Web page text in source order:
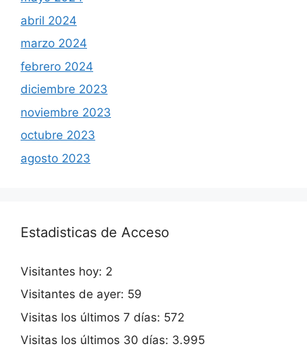
abril 2024
marzo 2024
febrero 2024
diciembre 2023
noviembre 2023
octubre 2023
agosto 2023
Estadisticas de Acceso
Visitantes hoy: 2
Visitantes de ayer: 59
Visitas los últimos 7 días: 572
Visitas los últimos 30 días: 3.995